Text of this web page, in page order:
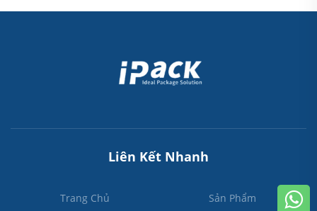
Liên Kết Nhanh
Trang Chủ Sản Phẩm